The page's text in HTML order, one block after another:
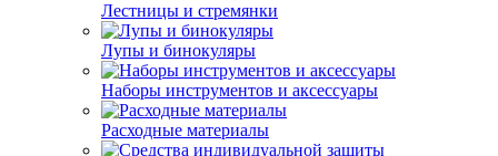
Лестницы и стремянки
Лупы и бинокуляры
Наборы инструментов и аксессуары
Расходные материалы